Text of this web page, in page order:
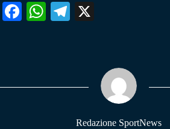
Fa W
pp
Te
m
Redazione SportNews